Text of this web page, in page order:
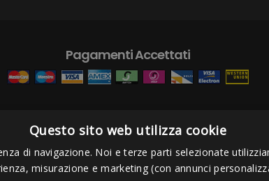
Pagamenti Accettati
- Via Bordigona, 5 - 54100 Massa MS - Tel 0585026137 -
Questo sito web utilizza cookie
di navigazione. Noi e terze parti selezionate
misurazione e marketing (con annunci